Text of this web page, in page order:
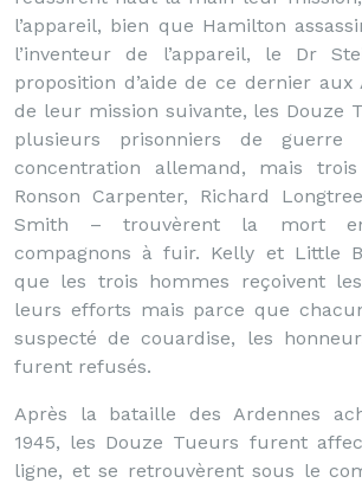
l’appareil, bien que Hamilton
l’inventeur de l’appareil, le Dr
proposition d’aide de ce dernier aux
de leur mission suivante, les Douze
plusieurs prisonniers de guerre
concentration allemand, mais
Ronson Carpenter, Richard
Smith – trouvèrent la mort
compagnons à fuir. Kelly et Little
que les trois hommes reçoivent
leurs efforts mais parce que
suspecté de couardise, les
furent refusés.
Après la bataille des Ardennes
1945, les Douze Tueurs furent
ligne, et se retrouvèrent sous le